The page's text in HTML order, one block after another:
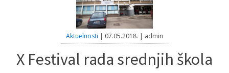
Aktuelnosti | 07.05.2018. | admin
X Festival rada srednjih škola